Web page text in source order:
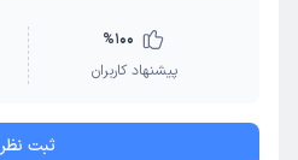
%100
پیشنهاد کاربران
ثبت نظر